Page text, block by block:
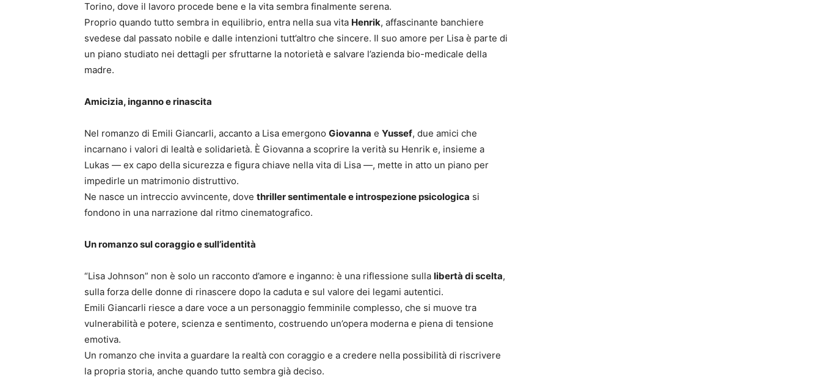
Torino, dove il lavoro procede bene e la vita sembra finalmente serena.
Proprio quando tutto sembra in equilibrio, entra nella sua vita Henrik, affascinante banchiere
svedese dal passato nobile e dalle intenzioni tutt’altro che sincere. Il suo amore per Lisa è parte di
un piano studiato nei dettagli per sfruttarne la notorietà e salvare l’azienda bio-medicale della
madre.
Amicizia, inganno e rinascita
Nel romanzo di Emili Giancarli, accanto a Lisa emergono Giovanna e Yussef, due amici che
incarnano i valori di lealtà e solidarietà. È Giovanna a scoprire la verità su Henrik e, insieme a
Lukas — ex capo della sicurezza e figura chiave nella vita di Lisa —, mette in atto un piano per
impedirle un matrimonio distruttivo.
Ne nasce un intreccio avvincente, dove thriller sentimentale e introspezione psicologica si
fondono in una narrazione dal ritmo cinematografico.
Un romanzo sul coraggio e sull’identità
“Lisa Johnson” non è solo un racconto d’amore e inganno: è una riflessione sulla libertà di scelta,
sulla forza delle donne di rinascere dopo la caduta e sul valore dei legami autentici.
Emili Giancarli riesce a dare voce a un personaggio femminile complesso, che si muove tra
vulnerabilità e potere, scienza e sentimento, costruendo un’opera moderna e piena di tensione
emotiva.
Un romanzo che invita a guardare la realtà con coraggio e a credere nella possibilità di riscrivere
la propria storia, anche quando tutto sembra già deciso.